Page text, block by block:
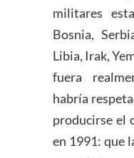
militares
Bosnia,
Libia, Irak,
fuera
habría
producirse el
en 1991: que